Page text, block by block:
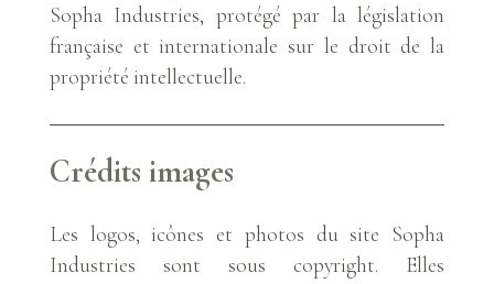
Sopha Industries, protégé par la législation
française et internationale sur le droit de la
propriété intellectuelle.
Crédits images
Les logos, icônes et photos du site Sopha
Industries sont sous copyright. Elles